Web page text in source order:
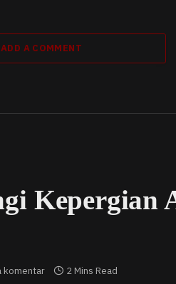
ADD A COMMENT
Kepergian
komentar 2 Mins Read